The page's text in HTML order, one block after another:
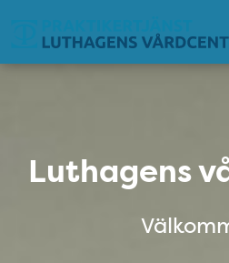
Luthagens
Luthagens